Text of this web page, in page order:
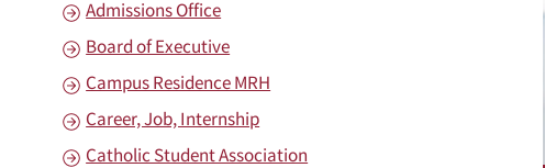
Admissions Office
Board of Executive
Campus Residence MRH
Career, Job, Internship
Catholic Student Association